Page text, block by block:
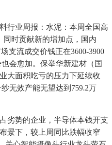
业周报：水泥：本周全国高
同时贡献新的增加点，国内
支流成交价钱正在3600-3900
会愈加。保举华新建材（国
大面积吃亏的压力下延续收
无效产能无望达到759.2万
势的企业，半导体本钱开支
景下，较上周同比跌幅收窄